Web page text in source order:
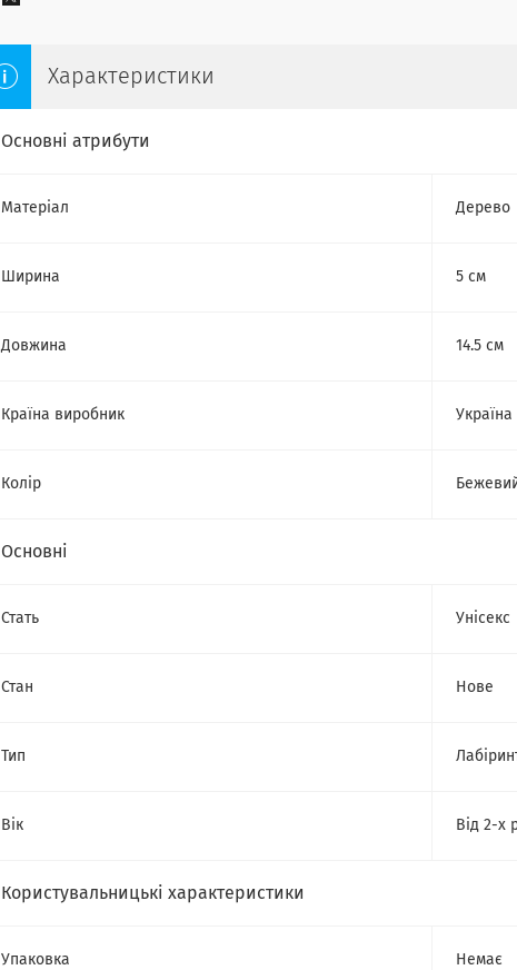
Характеристики
Основні атрибути
Матеріал Дерево
Ширина 5 см
Довжина 14.5 см
Країна виробник Україна
Колір
Основні
Стать Унісекс
Стан Нове
Тип
Вік Від 2-х
Користувальницькі характеристики
Упаковка Немає